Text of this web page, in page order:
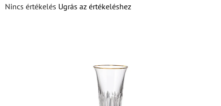
A
Nincs értékelés Ugrás az értékeléshez